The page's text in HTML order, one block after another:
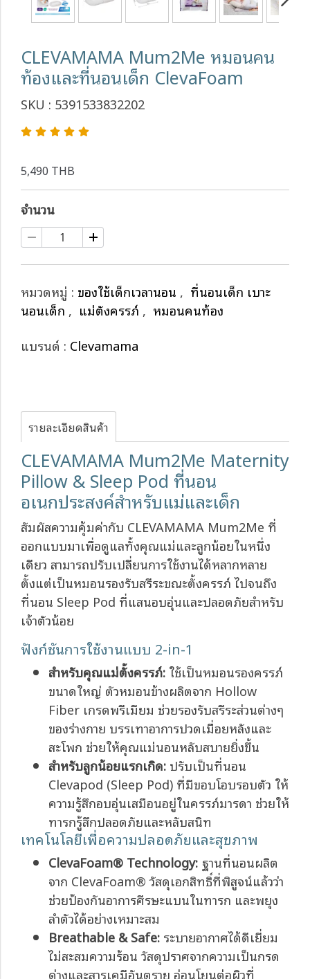
CLEVAMAMA Mum2Me หมอนคน
ท้องและที่นอนเด็ก ClevaFoam
SKU : 5391533832202
5,490 THB
จำนวน
หมวดหมู่ : ของใช้เด็กเวลานอน , ที่นอนเด็ก เบาะ
นอนเด็ก , แม่ตั้งครรภ์ , หมอนคนท้อง
แบรนด์ : Clevamama
รายละเอียดสินค้า
CLEVAMAMA Mum2Me Maternity
Pillow & Sleep Pod ที่นอน
อเนกประสงค์สำหรับแม่และเด็ก
สัมผัสความคุ้มค่ากับ CLEVAMAMA Mum2Me ที่
ออกแบบมาเพื่อดูแลทั้งคุณแม่และลูกน้อยในหนึ่ง
เดียว สามารถปรับเปลี่ยนการใช้งานได้หลากหลาย
ตั้งแต่เป็นหมอนรองรับสรีระขณะตั้งครรภ์ ไปจนถึง
ที่นอน Sleep Pod ที่แสนอบอุ่นและปลอดภัยสำหรับ
เจ้าตัวน้อย
ฟังก์ชันการใช้งานแบบ 2-in-1
สำหรับคุณแม่ตั้งครรภ์: ใช้เป็นหมอนรองครรภ์
ขนาดใหญ่ ตัวหมอนข้างผลิตจาก Hollow
Fiber เกรดพรีเมียม ช่วยรองรับสรีระส่วนต่างๆ
ของร่างกาย บรรเทาอาการปวดเมื่อยหลังและ
สะโพก ช่วยให้คุณแม่นอนหลับสบายยิ่งขึ้น
สำหรับลูกน้อยแรกเกิด: ปรับเป็นที่นอน
Clevapod (Sleep Pod) ที่มีขอบโอบรอบตัว ให้
ความรู้สึกอบอุ่นเสมือนอยู่ในครรภ์มารดา ช่วยให้
ทารกรู้สึกปลอดภัยและหลับสนิท
เทคโนโลยีเพื่อความปลอดภัยและสุขภาพ
ClevaFoam® Technology: ฐานที่นอนผลิต
จาก ClevaFoam® วัสดุเอกสิทธิ์ที่พิสูจน์แล้วว่า
ช่วยป้องกันอาการศีรษะแบนในทารก และพยุง
ลำตัวได้อย่างเหมาะสม
Breathable & Safe: ระบายอากาศได้ดีเยี่ยม
ไม่สะสมความร้อน วัสดุปราศจากความเป็นกรด
ด่างและสารเคมีอันตราย อ่อนโยนต่อผิวที่